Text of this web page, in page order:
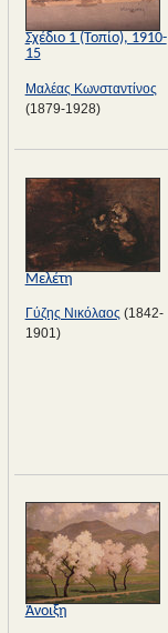
Σχέδιο 1 (Τοπίο), 1910-
15
Μαλέας Κωνσταντίνος
(1879-1928)
Μελέτη
Γύζης Νικόλαος (1842-
1901)
Άνοιξη